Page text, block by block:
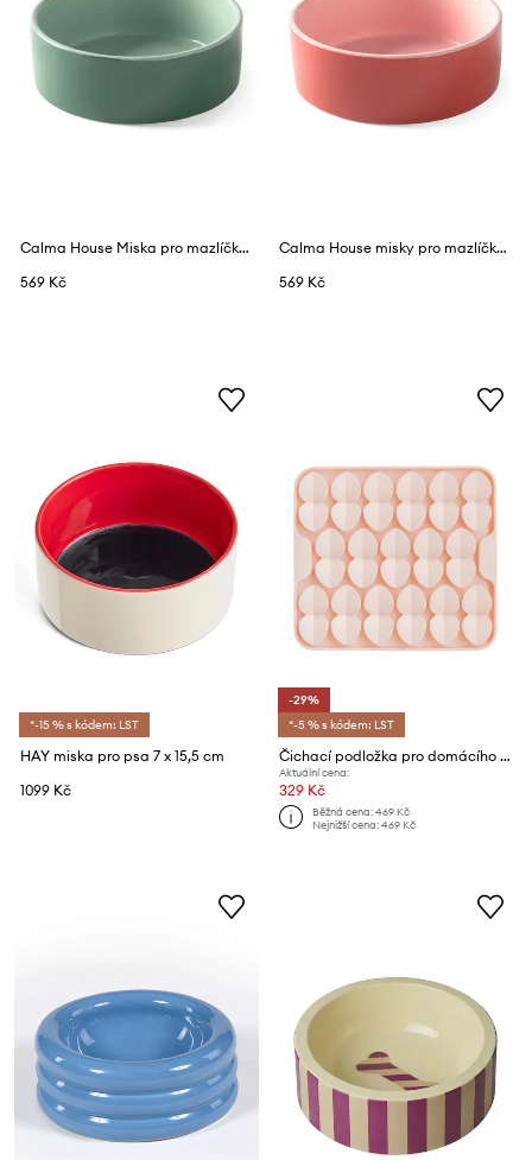
Calma House Miska pro mazlíčka 14 x 5 cm
569 Kč
Calma House misky pro mazlíčka 14 x 5 cm
569 Kč
*-15 % s kódem: LST
HAY miska pro psa 7 x 15,5 cm
1099 Kč
-29%
*-5 % s kódem: LST
Čichací podložka pro domácího mazlíčka Dexypaws Blush Pink Silicone Snuffle Mat
Aktuální cena:
329 Kč
Běžná cena:469 Kč
Nejnižší cena:469 Kč